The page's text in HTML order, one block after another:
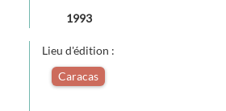
1993
Lieu d'édition :
Caracas